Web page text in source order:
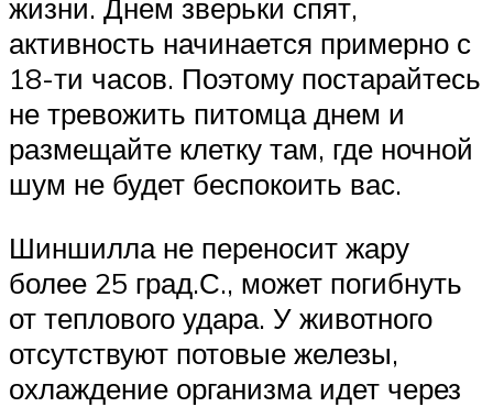
жизни. Днем зверьки спят,
активность начинается примерно с
18-ти часов. Поэтому постарайтесь
не тревожить питомца днем и
размещайте клетку там, где ночной
шум не будет беспокоить вас.
Шиншилла не переносит жару
более 25 град.С., может погибнуть
от теплового удара. У животного
отсутствуют потовые железы,
охлаждение организма идет через